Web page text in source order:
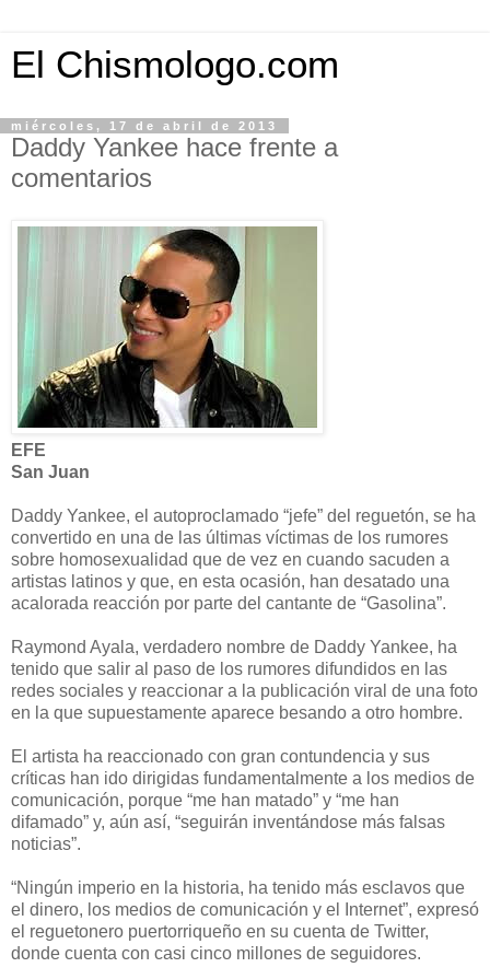
El Chismologo.com
miércoles, 17 de abril de 2013
Daddy Yankee hace frente a
comentarios
EFE
San Juan
Daddy Yankee, el autoproclamado “jefe” del reguetón, se ha
convertido en una de las últimas víctimas de los rumores
sobre homosexualidad que de vez en cuando sacuden a
artistas latinos y que, en esta ocasión, han desatado una
acalorada reacción por parte del cantante de “Gasolina”.
Raymond Ayala, verdadero nombre de Daddy Yankee, ha
tenido que salir al paso de los rumores difundidos en las
redes sociales y reaccionar a la publicación viral de una foto
en la que supuestamente aparece besando a otro hombre.
El artista ha reaccionado con gran contundencia y sus
críticas han ido dirigidas fundamentalmente a los medios de
comunicación, porque “me han matado” y “me han
difamado” y, aún así, “seguirán inventándose más falsas
noticias”.
“Ningún imperio en la historia, ha tenido más esclavos que
el dinero, los medios de comunicación y el Internet”, expresó
el reguetonero puertorriqueño en su cuenta de Twitter,
donde cuenta con casi cinco millones de seguidores.